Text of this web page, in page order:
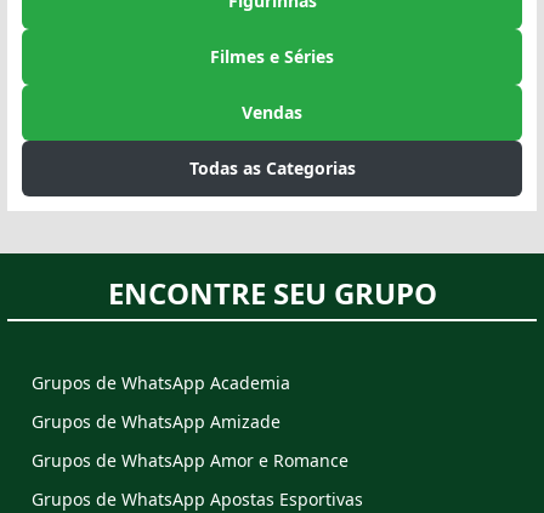
Filmes e Séries
Vendas
Todas as Categorias
ENCONTRE SEU GRUPO
Grupos de WhatsApp Academia
Grupos de WhatsApp Amizade
Grupos de WhatsApp Amor e Romance
Grupos de WhatsApp Apostas Esportivas